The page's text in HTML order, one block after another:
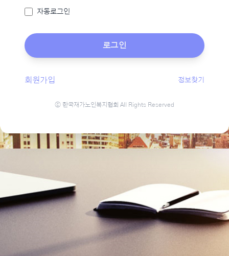
자동로그인
로그인
회원가입 정보찾기
ⓒ 한국재가노인복지협회 All Rights Reserved